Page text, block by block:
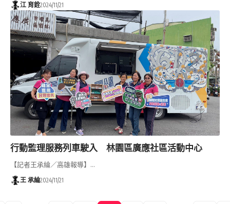
江 育銓2024/11/21
行動監理服務列車駛入 林園區廣應社區活動中心
【記者王承綸／高雄報導】…
王 承綸2024/11/21